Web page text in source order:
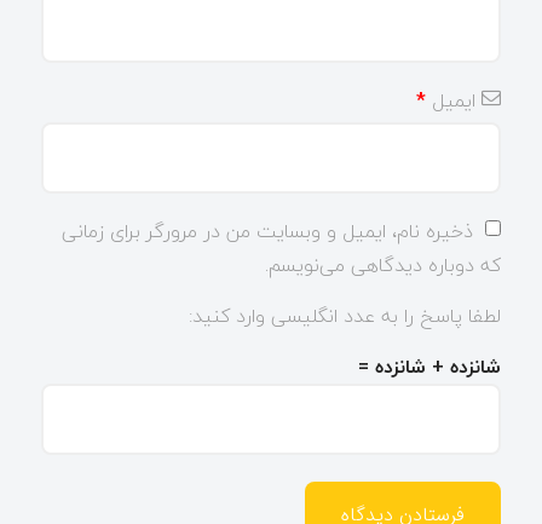
ایمیل *
ذخیره نام، ایمیل و وبسایت من در مرورگر برای زمانی
که دوباره دیدگاهی می‌نویسم.
لطفا پاسخ را به عدد انگلیسی وارد کنید:
شانزده + شانزده =